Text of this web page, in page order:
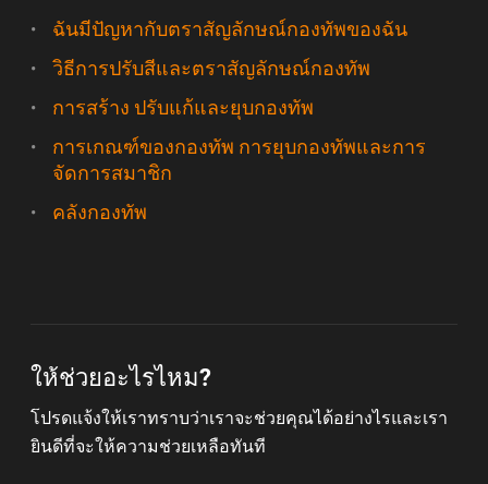
ฉันมีปัญหากับตราสัญลักษณ์กองทัพของฉัน
วิธีการปรับสีและตราสัญลักษณ์กองทัพ
การสร้าง ปรับแก้และยุบกองทัพ
การเกณฑ์ของกองทัพ การยุบกองทัพและการ
จัดการสมาชิก
คลังกองทัพ
ให้ช่วยอะไรไหม?
โปรดแจ้งให้เราทราบว่าเราจะช่วยคุณได้อย่างไรและเรา
ยินดีที่จะให้ความช่วยเหลือทันที